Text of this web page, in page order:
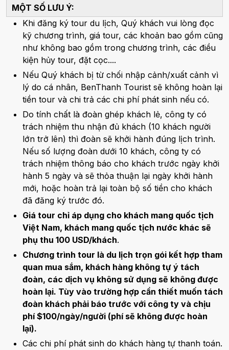
MỘT SỐ LƯU Ý:
Khi đăng ký tour du lịch, Quý khách vui lòng đọc
kỹ chương trình, giá tour, các khoản bao gồm cũng
như không bao gồm trong chương trình, các điều
kiện hủy tour, đặt cọc....
Nếu Quý khách bị từ chối nhập cảnh/xuất cảnh vì
lý do cá nhân, BenThanh Tourist sẽ không hoàn lại
tiền tour và chi trả các chi phí phát sinh nếu có.
Do tính chất là đoàn ghép khách lẻ, công ty có
trách nhiệm thu nhận đủ khách (10 khách người
lớn trở lên) thì đoàn sẽ khởi hành đúng lịch trình.
Nếu số lượng đoàn dưới 10 khách, công ty có
trách nhiệm thông báo cho khách trước ngày khởi
hành 5 ngày và sẽ thỏa thuận lại ngày khởi hành
mới, hoặc hoàn trả lại toàn bộ số tiền cho khách
đã đăng ký trước đó.
Giá tour chỉ áp dụng cho khách mang quốc tịch
Việt Nam, khách mang quốc tịch nước khác sẽ
phụ thu 100 USD/khách.
Chương trình tour là du lịch trọn gói kết hợp tham
quan mua sắm, khách hàng không tự ý tách
đoàn, các dịch vụ không sử dụng sẽ không được
hoàn lại. Tùy vào trường hợp cần thiết muốn tách
đoàn khách phải báo trước với công ty và chịu
phí $100/ngày/người (phí sẽ không được hoàn
lại).
Các chi phí phát sinh do khách hàng tự thanh toán.